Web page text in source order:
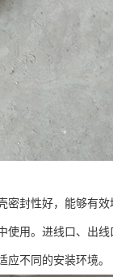
密封性好，能够有
用。进线口、出
不同的安装环境。